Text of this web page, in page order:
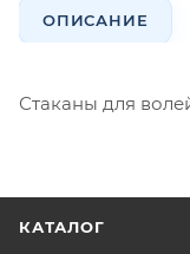
ОПИСАНИЕ
Стаканы для
КАТАЛОГ